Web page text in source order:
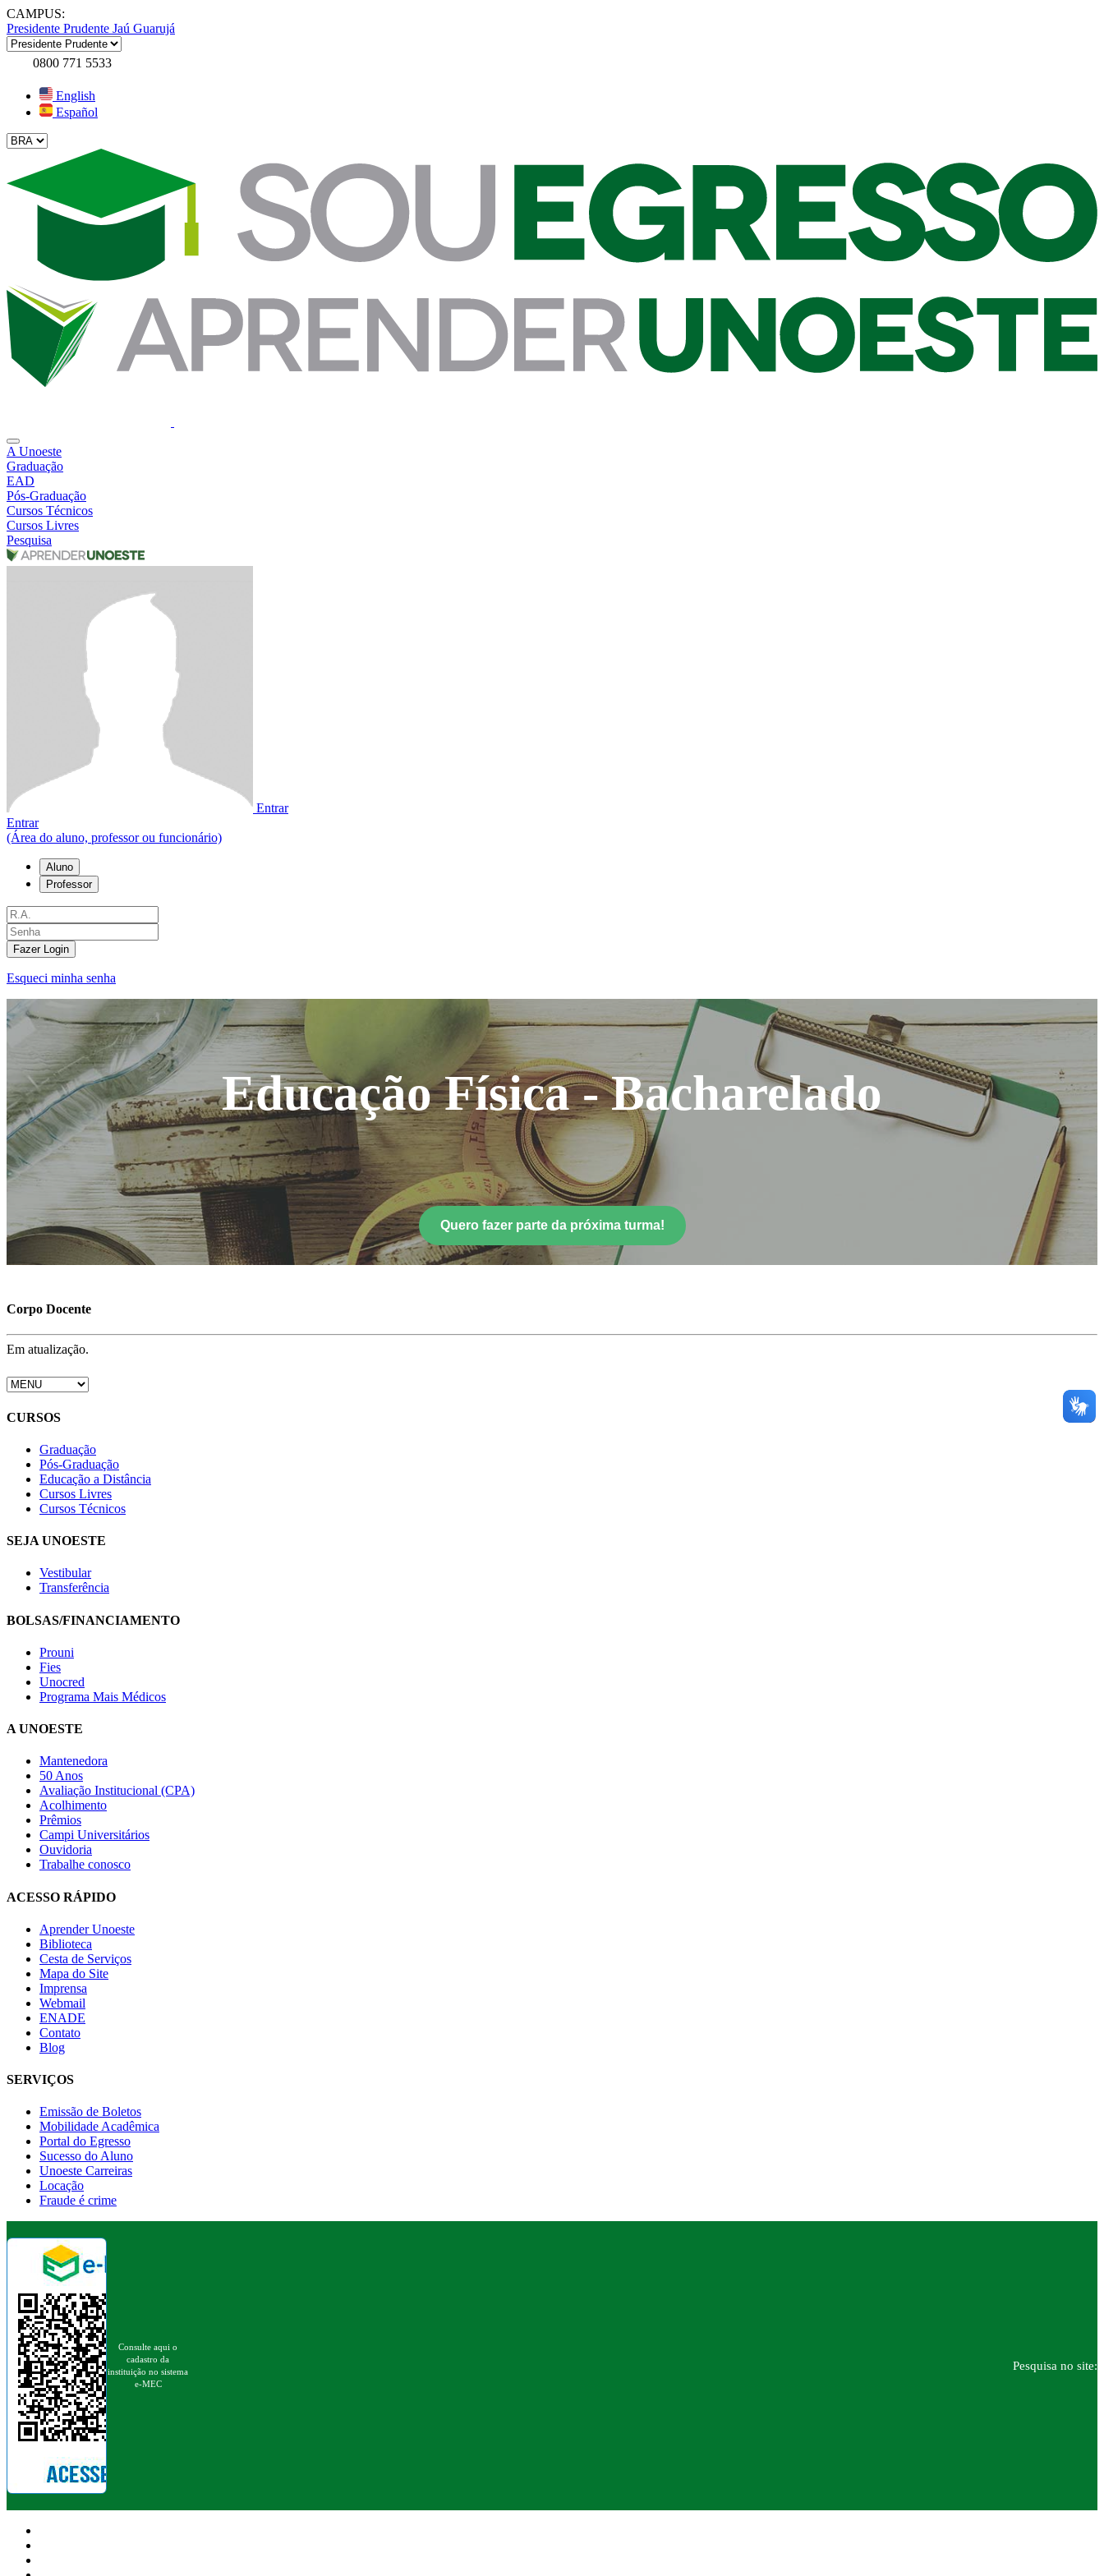
CAMPUS:
Presidente Prudente Jaú Guarujá
0800 771 5533
English
Español
A Unoeste
Graduação
EAD
Pós-Graduação
Cursos Técnicos
Cursos Livres
Pesquisa
Entrar
Entrar
(Área do aluno, professor ou funcionário)
Aluno
Professor
Fazer Login
Esqueci minha senha
Educação Física - Bacharelado
Quero fazer parte da próxima turma!
Corpo Docente
Em atualização.
CURSOS
Graduação
Pós-Graduação
Educação a Distância
Cursos Livres
Cursos Técnicos
SEJA UNOESTE
Vestibular
Transferência
BOLSAS/FINANCIAMENTO
Prouni
Fies
Unocred
Programa Mais Médicos
A UNOESTE
Mantenedora
50 Anos
Avaliação Institucional (CPA)
Acolhimento
Prêmios
Campi Universitários
Ouvidoria
Trabalhe conosco
ACESSO RÁPIDO
Aprender Unoeste
Biblioteca
Cesta de Serviços
Mapa do Site
Imprensa
Webmail
ENADE
Contato
Blog
SERVIÇOS
Emissão de Boletos
Mobilidade Acadêmica
Portal do Egresso
Sucesso do Aluno
Unoeste Carreiras
Locação
Fraude é crime
Consulte aqui o
cadastro da
instituição no sistema
e-MEC
Pesquisa no site: